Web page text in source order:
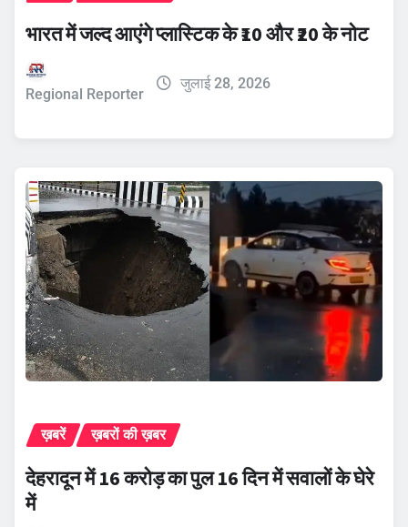
भारत में जल्द आएंगे प्लास्टिक के ₹10 और ₹20 के नोट
Regional Reporter
जुलाई 28, 2026
ख़बरें ख़बरों की ख़बर
देहरादून में 16 करोड़ का पुल 16 दिन में सवालों के घेरे
में